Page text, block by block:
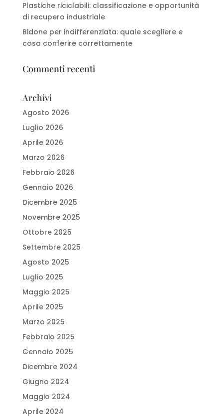
Plastiche riciclabili: classificazione e opportunità
di recupero industriale
Bidone per indifferenziata: quale scegliere e
cosa conferire correttamente
Commenti recenti
Archivi
Agosto 2026
Luglio 2026
Aprile 2026
Marzo 2026
Febbraio 2026
Gennaio 2026
Dicembre 2025
Novembre 2025
Ottobre 2025
Settembre 2025
Agosto 2025
Luglio 2025
Maggio 2025
Aprile 2025
Marzo 2025
Febbraio 2025
Gennaio 2025
Dicembre 2024
Giugno 2024
Maggio 2024
Aprile 2024